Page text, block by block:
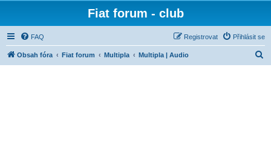
Fiat forum - club
FAQ Přihlásit se
Registrovat
Obsah fóra Fiat forum Multipla Multipla | Audio